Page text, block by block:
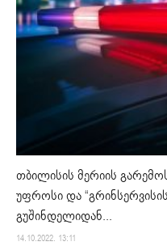
თბილისის მერიის
უფროსი და
გუშინდელიდან...
14.10.2022. 13:11